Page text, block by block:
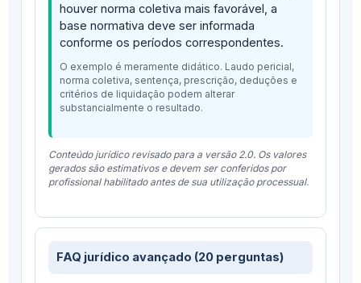
houver norma coletiva mais favorável, a
base normativa deve ser informada
conforme os períodos correspondentes.
O exemplo é meramente didático. Laudo pericial,
norma coletiva, sentença, prescrição, deduções e
critérios de liquidação podem alterar
substancialmente o resultado.
Conteúdo jurídico revisado para a versão 2.0. Os valores
gerados são estimativos e devem ser conferidos por
profissional habilitado antes de sua utilização processual.
FAQ jurídico avançado (20 perguntas)